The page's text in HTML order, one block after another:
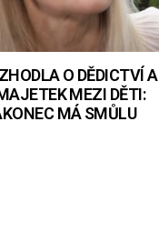
O DĚDICTVÍ A
MEZI DĚTI:
MÁ SMŮLU